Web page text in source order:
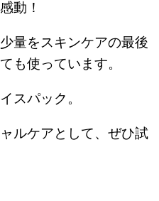
動！
量をスキンケアの最後
も使っています。
スパック。
ルケアとして、ぜひ試